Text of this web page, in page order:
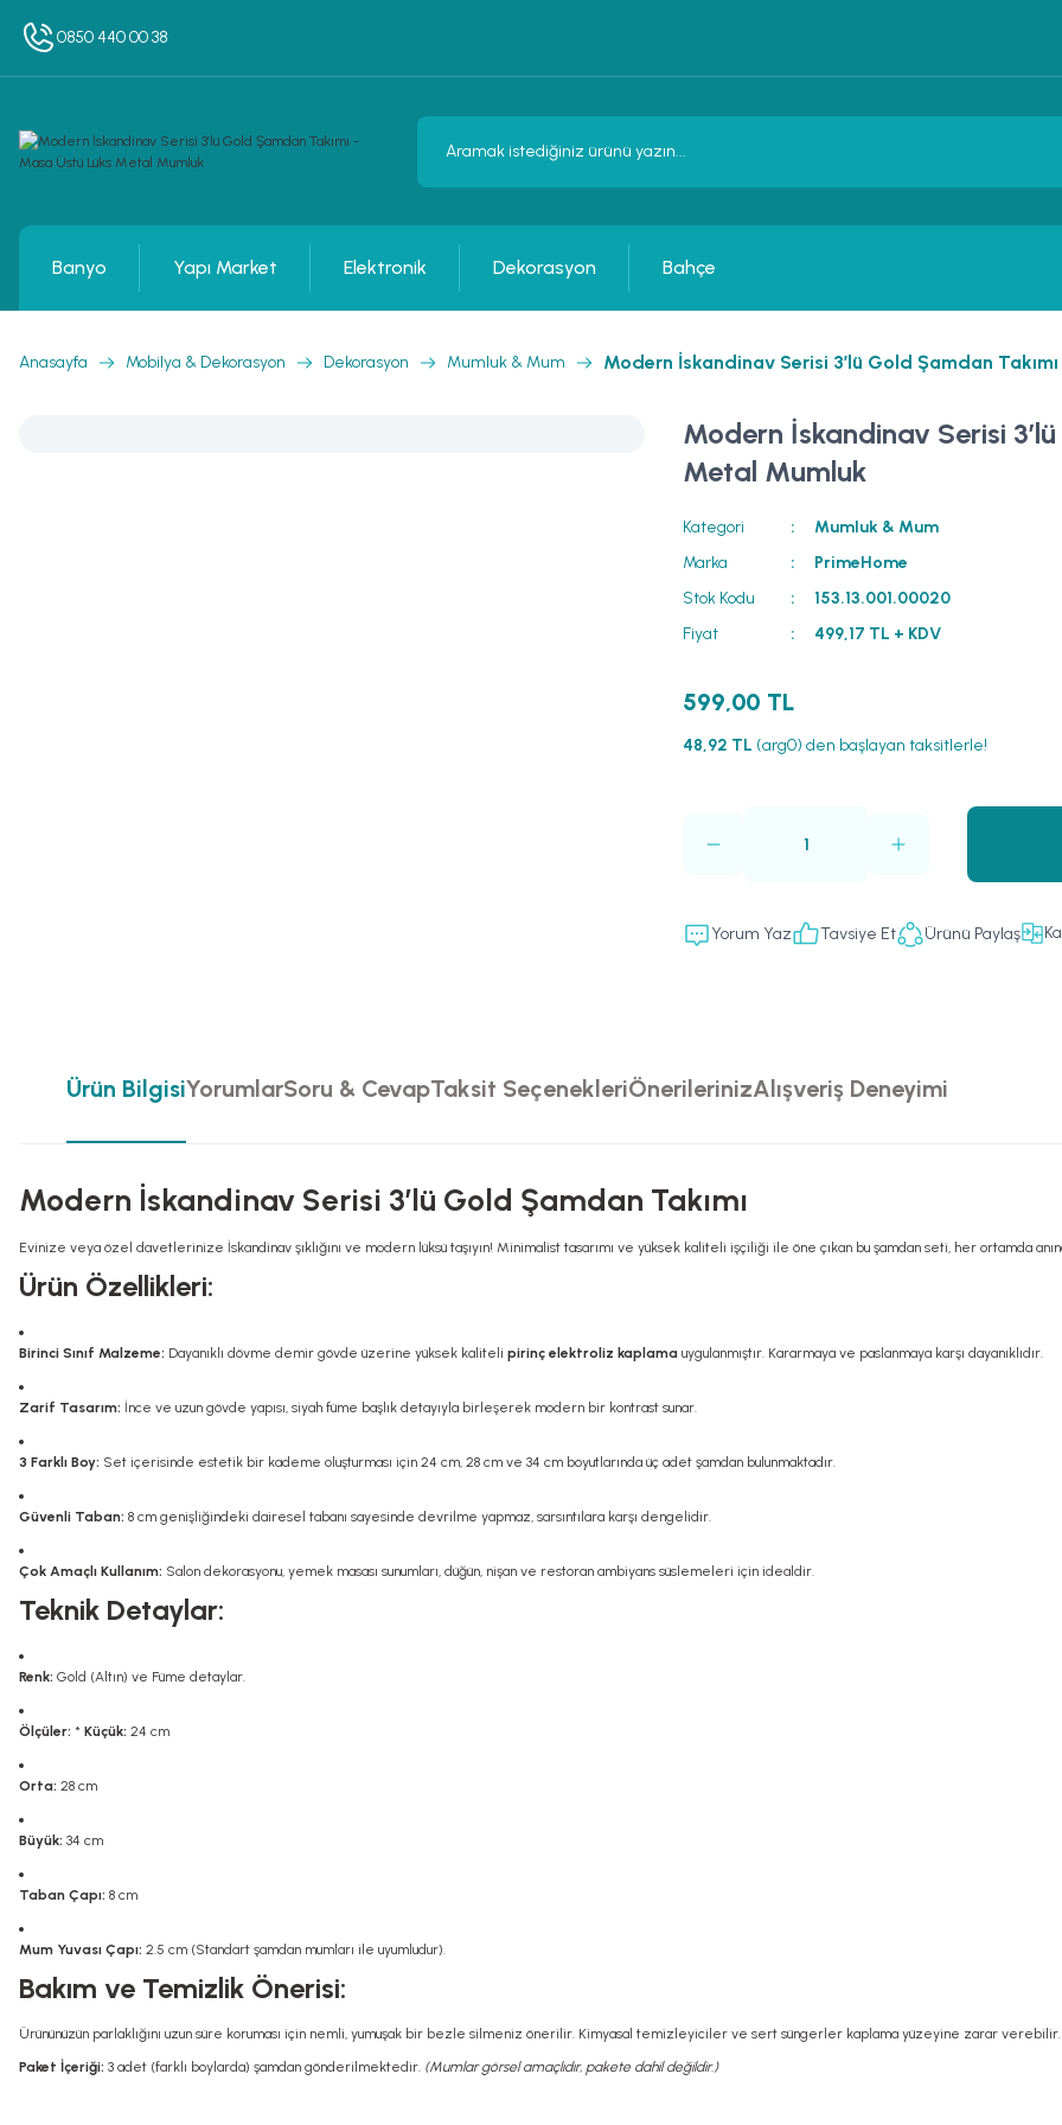
0850 440 00 38
Banyo Yapı Market Elektronik Dekorasyon Bahçe
Anasayfa Mobilya & Dekorasyon Dekorasyon Mumluk & Mum Modern İskandinav Serisi 3’lü Gold Şamdan
Modern İskandinav Serisi
Metal Mumluk
Kategori
Mumluk & Mum
Marka
PrimeHome
Stok Kodu
153.13.001.00020
Fiyat
499,17 TL + KDV
599,00 TL
48,92 TL (arg0) den başlayan taksitlerle!
Yorum Yaz Tavsiye Et Ürünü Paylaş
Ürün BilgisiYorumlarSoru & CevapTaksit SeçenekleriÖnerilerinizAlışveriş Deneyimi
Modern İskandinav Serisi 3’lü Gold Şamdan Takımı
Evinize veya özel davetlerinize İskandinav şıklığını ve modern lüksü taşıyın! Minimalist tasarımı ve yüksek kaliteli işçiliği ile öne çıkan bu şamdan seti, her ortamda
Ürün Özellikleri:
Birinci Sınıf Malzeme: Dayanıklı dövme demir gövde üzerine yüksek kaliteli pirinç elektroliz kaplama uygulanmıştır. Kararmaya ve paslanmaya karşı dayanıklıdır.
Zarif Tasarım: İnce ve uzun gövde yapısı, siyah füme başlık detayıyla birleşerek modern bir kontrast sunar.
3 Farklı Boy: Set içerisinde estetik bir kademe oluşturması için 24 cm, 28 cm ve 34 cm boyutlarında üç adet şamdan bulunmaktadır.
Güvenli Taban: 8 cm genişliğindeki dairesel tabanı sayesinde devrilme yapmaz, sarsıntılara karşı dengelidir.
Çok Amaçlı Kullanım: Salon dekorasyonu, yemek masası sunumları, düğün, nişan ve restoran ambiyans süslemeleri için idealdir.
Teknik Detaylar:
Renk: Gold (Altın) ve Füme detaylar.
Ölçüler: * Küçük: 24 cm
Orta: 28 cm
Büyük: 34 cm
Taban Çapı: 8 cm
Mum Yuvası Çapı: 2.5 cm (Standart şamdan mumları ile uyumludur).
Bakım ve Temizlik Önerisi:
Ürününüzün parlaklığını uzun süre koruması için nemli, yumuşak bir bezle silmeniz önerilir. Kimyasal temizleyiciler ve sert süngerler kaplama yüzeyine zarar verebilir.
Paket İçeriği: 3 adet (farklı boylarda) şamdan gönderilmektedir. (Mumlar görsel amaçlıdır, pakete dahil değildir.)